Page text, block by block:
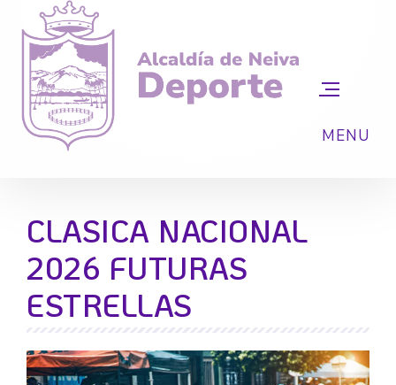
CLASICA NACIONAL
2026 FUTURAS
ESTRELLAS